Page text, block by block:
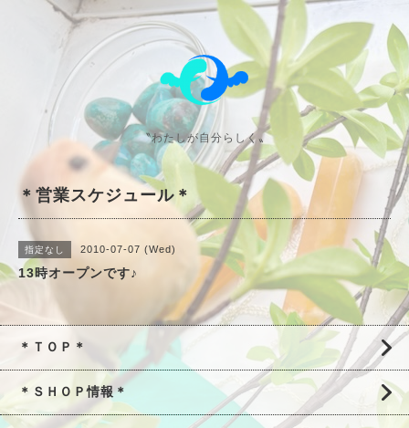
〝わたしが自分らしく〟
＊営業スケジュール＊
指定なし 2010-07-07 (Wed)
13時オープンです♪
＊ＴＯＰ＊
＊ＳＨＯＰ情報＊